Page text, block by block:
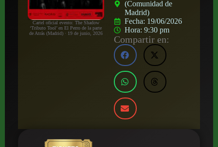
Cartel oficial evento: The Shadow
‘Tributo Tool’ en El Perro de la parte
de Atrás (Madrid) · 19 de junio, 2026
(Comunidad de
Madrid)
Fecha: 19/06/2026
Hora:9:30 pm
Compartir en: